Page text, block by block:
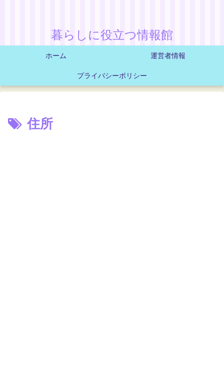
暮らしに役立つ情報館
ホーム 運営者情報
プライバシーポリシー
住所